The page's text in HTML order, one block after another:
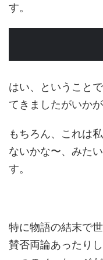
す。
はい、ということ
てきましたがいか
もちろん、これは
ないかな〜、みた
す。
特に物語の結末で
賛否両論あったり